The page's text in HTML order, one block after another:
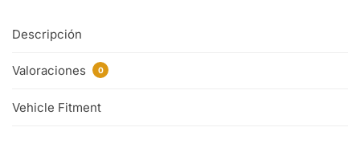
Descripción
Valoraciones 0
Vehicle Fitment